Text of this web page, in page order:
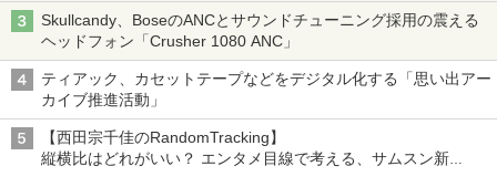
Skullcandy、BoseのANCとサウンドチューニング採用の震える
ヘッドフォン「Crusher 1080 ANC」
ティアック、カセットテープなどをデジタル化する「思い出アー
カイブ推進活動」
【西田宗千佳のRandomTracking】
縦横比はどれがいい？ エンタメ目線で考える、サムスン新